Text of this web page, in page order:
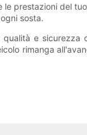
prestazioni del
sosta.
e
rimanga